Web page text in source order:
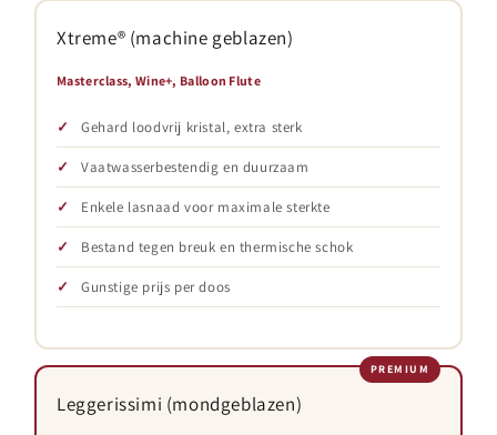
Xtreme® (machine geblazen)
Masterclass, Wine+, Balloon Flute
Gehard loodvrij kristal, extra sterk
Vaatwasserbestendig en duurzaam
Enkele lasnaad voor maximale sterkte
Bestand tegen breuk en thermische schok
Gunstige prijs per doos
Leggerissimi (mondgeblazen)